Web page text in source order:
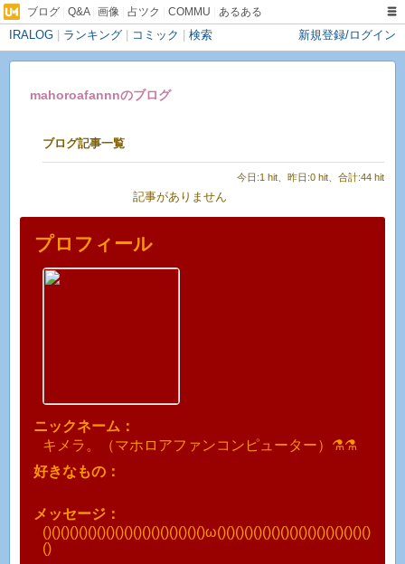
ブログ Q&A| 画像 占ツク COMMU あるある
IRALOG ランキング コミック 検索 新規登録/ログイン
mahoroafannnのブログ
ブログ記事一覧
今日:1 hit、昨日:0 hit、合計:44 hit
記事がありません
プロフィール
ニックネーム：
キメラ。（マホロアファンコンピューター）⚗️⚗️
好きなもの：
メッセージ：
()()()()()()()()()()()()()()()()()()ω()()()()()()()()()()()()()()()()()
()